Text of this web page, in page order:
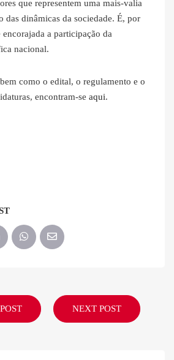
que representem uma mais-valia
das dinâmicas da sociedade. É, por
encorajada a participação da
nacional.
como o edital, o regulamento e o
encontram-se aqui.
NEXT POST